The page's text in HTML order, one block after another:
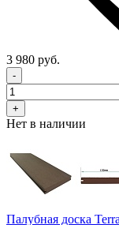
3 980 руб.
-
+
Нет в наличии
Палубная доска